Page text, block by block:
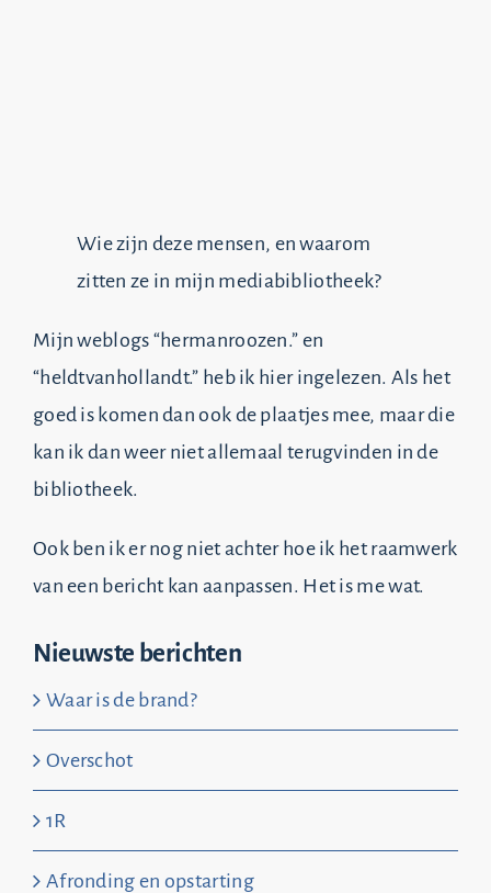
Wie zijn deze mensen, en waarom
zitten ze in mijn mediabibliotheek?
Mijn weblogs “hermanroozen.” en
“heldtvanhollandt.” heb ik hier ingelezen. Als het
goed is komen dan ook de plaatjes mee, maar die
kan ik dan weer niet allemaal terugvinden in de
bibliotheek.
Ook ben ik er nog niet achter hoe ik het raamwerk
van een bericht kan aanpassen. Het is me wat.
Nieuwste berichten
Waar is de brand?
Overschot
1R
Afronding en opstarting